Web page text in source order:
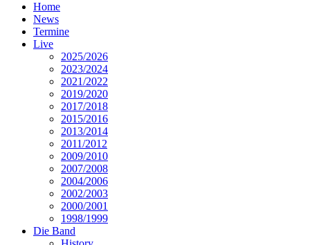
Home
News
Termine
Live
2025/2026
2023/2024
2021/2022
2019/2020
2017/2018
2015/2016
2013/2014
2011/2012
2009/2010
2007/2008
2004/2006
2002/2003
2000/2001
1998/1999
Die Band